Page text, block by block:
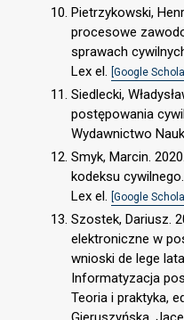
Pietrzykowski,
procesowe
sprawach
Lex el. [Google
Siedlecki,
postępowania
Wydawnictwo
Smyk, Marcin.
kodeksu
Lex el. [Google
Szostek, Dariusz.
elektroniczne w
wnioski de lege
Informatyzacja
Teoria i praktyka,